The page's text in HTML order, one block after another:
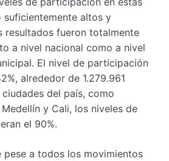
suficientemente altos y
resultados fueron totalmente
a nivel nacional como a nivel
El nivel de participación
alrededor de 1.279.961
del país, como
y Cali, los niveles de
el 90%.
pese a todos los movimientos